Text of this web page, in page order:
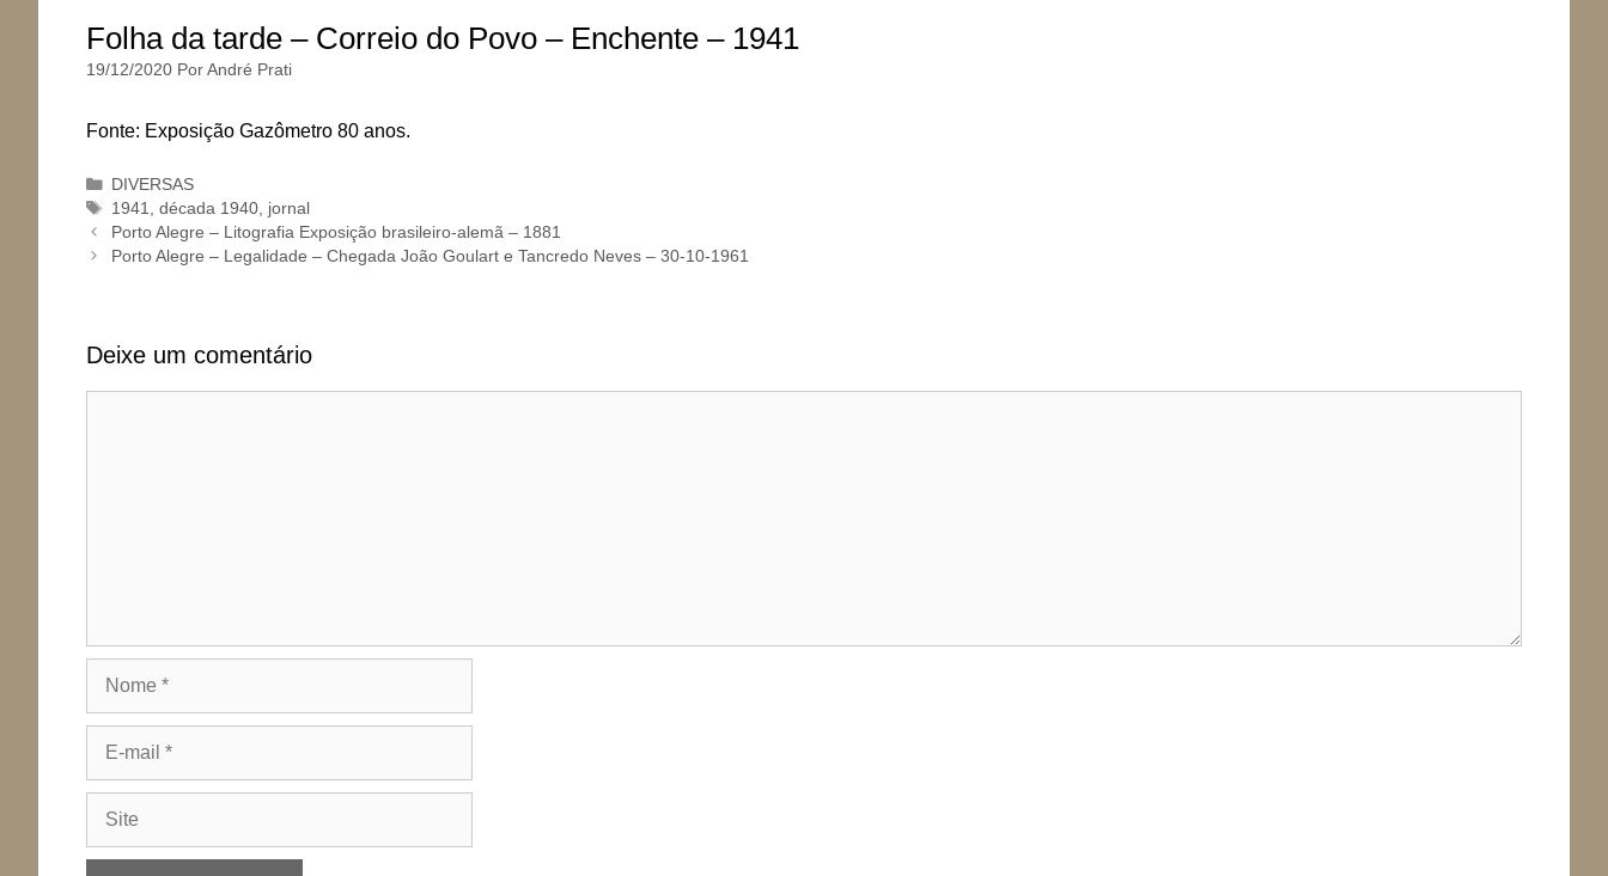
Folha da tarde – Correio do Povo – Enchente – 1941
19/12/2020 Por André Prati
Fonte: Exposição Gazômetro 80 anos.
Categorias
DIVERSAS
Tags
1941,década 1940, jornal
Porto Alegre – Litografia Exposição brasileiro-alemã – 1881
Porto Alegre – Legalidade – Chegada João Goulart e Tancredo Neves – 30-10-1961
Deixe um comentário
mail